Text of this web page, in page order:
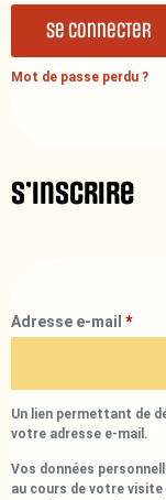
Se connecter
Mot de passe perdu ?
S’inscrire
Adresse e-mail *
Un lien permettant de
votre adresse e-mail.
Vos données
au cours de votre visite